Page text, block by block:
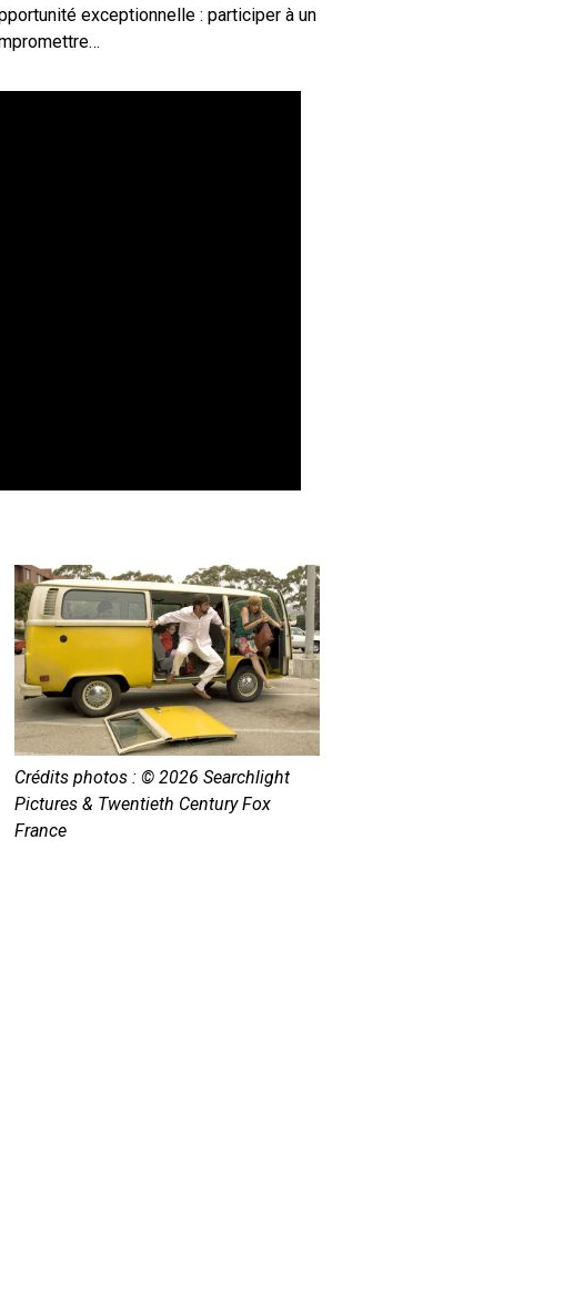
exceptionnelle : participer à un
Crédits photos : © 2026 Searchlight
Pictures & Twentieth Century Fox
France